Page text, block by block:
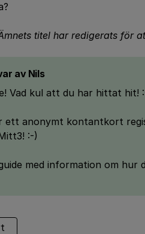
titel har redigerats för
av Nils
Vad kul att du har hittat hit!
ett anonymt kontantkort
:-)
med information om hur